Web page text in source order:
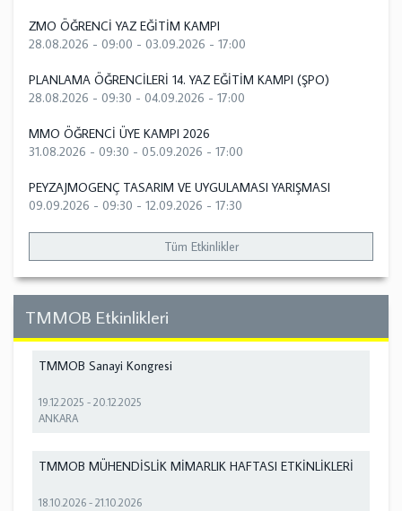
ZMO ÖĞRENCİ YAZ EĞİTİM KAMPI
28.08.2026 - 09:00 - 03.09.2026 - 17:00
PLANLAMA ÖĞRENCİLERİ 14. YAZ EĞİTİM KAMPI (ŞPO)
28.08.2026 - 09:30 - 04.09.2026 - 17:00
MMO ÖĞRENCİ ÜYE KAMPI 2026
31.08.2026 - 09:30 - 05.09.2026 - 17:00
PEYZAJMOGENÇ TASARIM VE UYGULAMASI YARIŞMASI
09.09.2026 - 09:30 - 12.09.2026 - 17:30
Tüm Etkinlikler
TMMOB Etkinlikleri
TMMOB Sanayi Kongresi
19.12.2025 -20.12.2025
ANKARA
TMMOB MÜHENDİSLİK MİMARLIK HAFTASI ETKİNLİKLERİ
18.10.2026 -21.10.2026